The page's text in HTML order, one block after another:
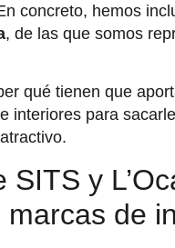
concreto, hemos
, de las que somos
qué tienen que
interiores para
SITS y
marcas de